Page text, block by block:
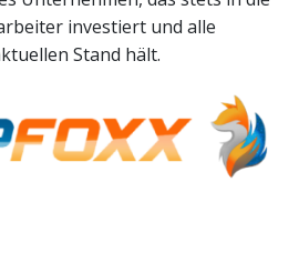
investiert und alle
Stand hält.